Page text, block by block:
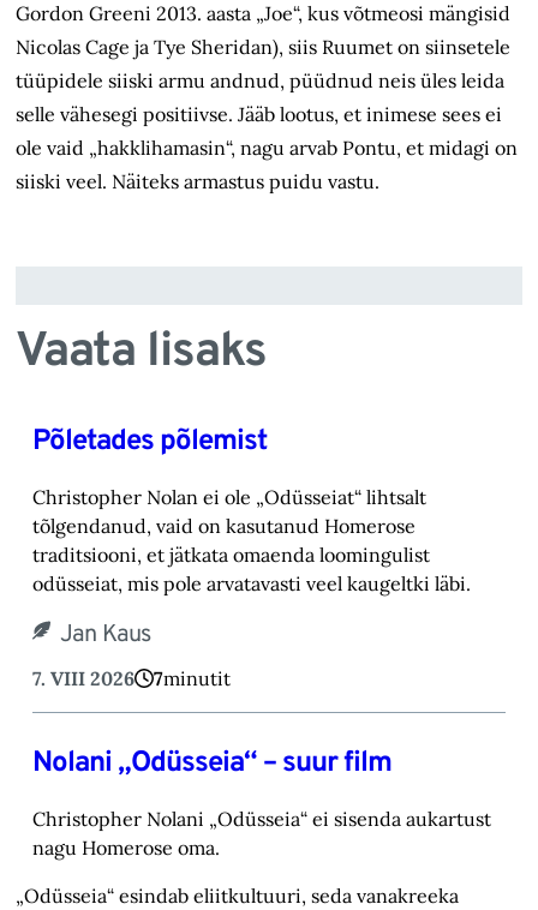
Gordon Greeni 2013. aasta „Joe“, kus võtmeosi mängisid
Nicolas Cage ja Tye Sheridan), siis Ruumet on siinsetele
tüüpidele siiski armu andnud, püüdnud neis üles leida
selle vähesegi positiivse. Jääb lootus, et inimese sees ei
ole vaid „hakklihamasin“, nagu arvab Pontu, et midagi on
siiski veel. Näiteks armastus puidu vastu.
Vaata lisaks
Põletades põlemist
Christopher Nolan ei ole „Odüsseiat“ lihtsalt
tõlgendanud, vaid on kasutanud Homerose
tra‎ditsiooni, et jätkata omaenda loomingulist
odüsseiat, mis pole arvatavasti veel kaugeltki läbi.‎
Jan Kaus
7. VIII 2026 7minutit
Nolani „Odüsseia“ – suur film
Christopher Nolani „Odüsseia“ ei sisenda aukartust
nagu Homerose oma.‎
„Odüsseia“ esindab eliitkultuuri, seda vanakreeka